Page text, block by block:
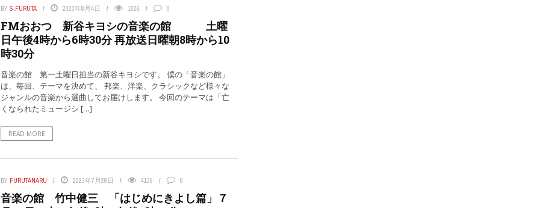
BY S.FURUTA 2023年8月4日 1826 0
FMおおつ 新谷キヨシの音楽の館 土曜
日午後4時から6時30分 再放送日曜朝8時から10
時30分
音楽の館 第一土曜日担当の新谷キヨシです。 僕の「音楽の館」
は、毎回、テーマを決めて、 邦楽、洋楽、クラシックなど様々な
ジャンルの音楽から選曲してお届けします。 今回のテーマは「亡
くなられたミュージシ […]
READ MORE
BY FURUTANARU 2023年7月28日 4136 0
音楽の館 竹中健三 「はじめにきよし篇」７